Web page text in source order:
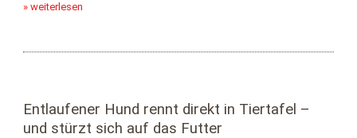
» weiterlesen
Entlaufener Hund rennt direkt in Tiertafel –
und stürzt sich auf das Futter